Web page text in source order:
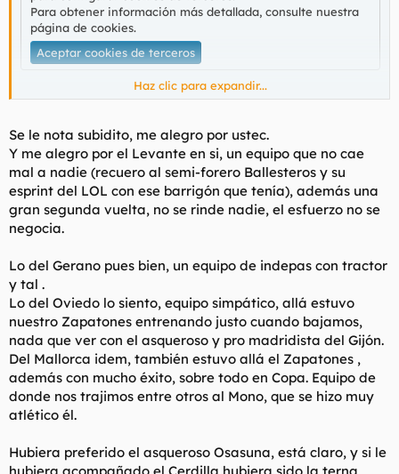
Para obtener información más detallada, consulte nuestra
página de cookies.
Aceptar cookies de terceros
salvarnos. Pero aquí no se rinde nadie.
Haz clic para expandir...
Se le nota subidito, me alegro por ustec.
Y me alegro por el Levante en si, un equipo que no cae
mal a nadie (recuero al semi-forero Ballesteros y su
esprint del LOL con ese barrigón que tenía), además una
gran segunda vuelta, no se rinde nadie, el esfuerzo no se
negocia.
Lo del Gerano pues bien, un equipo de indepas con tractor
y tal .
Lo del Oviedo lo siento, equipo simpático, allá estuvo
nuestro Zapatones entrenando justo cuando bajamos,
nada que ver con el asqueroso y pro madridista del Gijón.
Del Mallorca idem, también estuvo allá el Zapatones ,
además con mucho éxito, sobre todo en Copa. Equipo de
donde nos trajimos entre otros al Mono, que se hizo muy
atlético él.
Hubiera preferido el asqueroso Osasuna, está claro, y si le
hubiera acompañado el Cerdilla hubiera sido la terna